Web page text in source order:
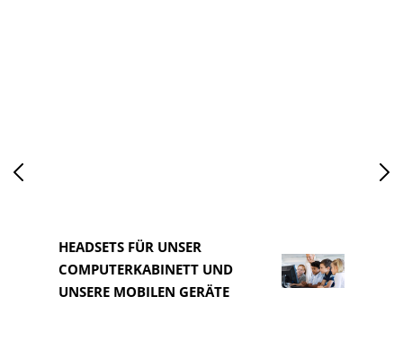
HEADSETS FÜR UNSER
COMPUTERKABINETT UND
UNSERE MOBILEN GERÄTE